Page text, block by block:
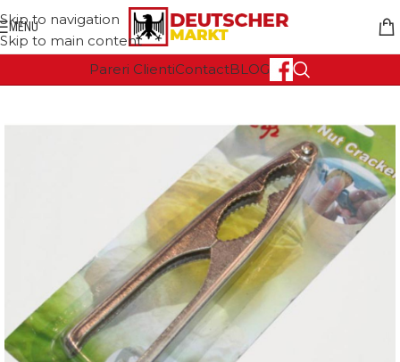
Skip to navigation
Skip to main content
MENU
Pareri ClientiContactBLOG